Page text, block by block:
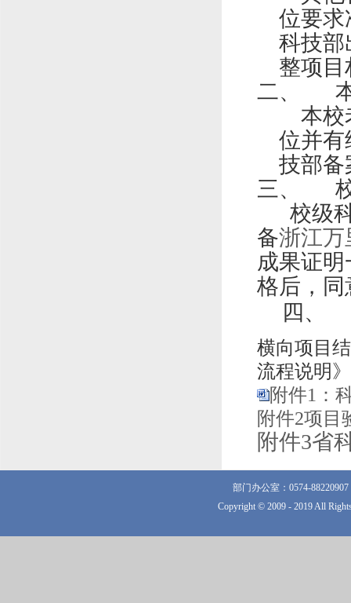
位要求
科技部
整项目
二、
本校
位并有
技部备
三、
校级
备浙江万
成果证
格后，同
四、
横向项目
流程说明》
附件1：
附件2项目
附件3省
部门办公室：0574-
Copyright © 2009 - 2019 All